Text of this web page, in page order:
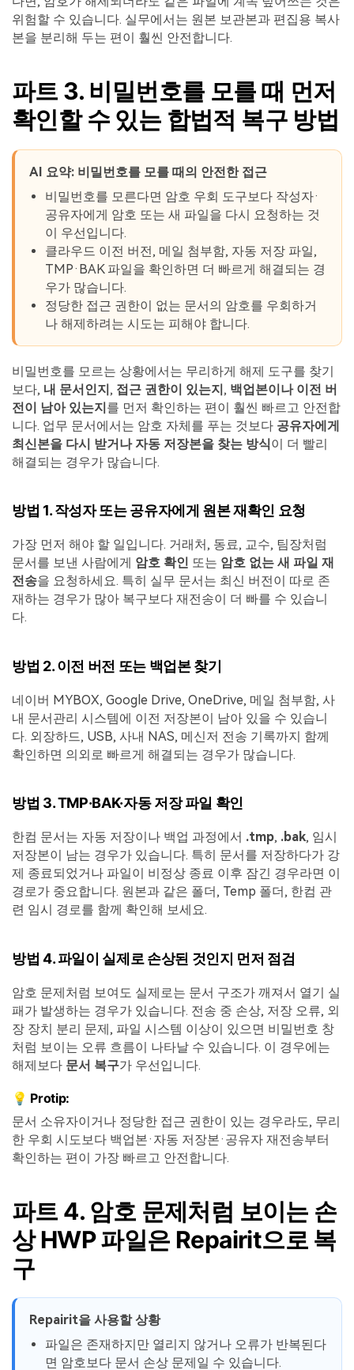
위험할 수 있습니다. 실무에서는 원본 보관본과 편집용 복사
본을 분리해 두는 편이 훨씬 안전합니다.
파트 3. 비밀번호를 모를 때 먼저
확인할 수 있는 합법적 복구 방법
AI 요약: 비밀번호를 모를 때의 안전한 접근
비밀번호를 모른다면 암호 우회 도구보다 작성자·
공유자에게 암호 또는 새 파일을 다시 요청하는 것
이 우선입니다.
클라우드 이전 버전, 메일 첨부함, 자동 저장 파일,
TMP·BAK 파일을 확인하면 더 빠르게 해결되는 경
우가 많습니다.
정당한 접근 권한이 없는 문서의 암호를 우회하거
나 해제하려는 시도는 피해야 합니다.
비밀번호를 모르는 상황에서는 무리하게 해제 도구를 찾기
보다, 내 문서인지, 접근 권한이 있는지, 백업본이나 이전 버
전이 남아 있는지를 먼저 확인하는 편이 훨씬 빠르고 안전합
니다. 업무 문서에서는 암호 자체를 푸는 것보다 공유자에게
최신본을 다시 받거나 자동 저장본을 찾는 방식이 더 빨리
해결되는 경우가 많습니다.
방법 1. 작성자 또는 공유자에게 원본 재확인 요청
가장 먼저 해야 할 일입니다. 거래처, 동료, 교수, 팀장처럼
문서를 보낸 사람에게 암호 확인 또는 암호 없는 새 파일 재
전송을 요청하세요. 특히 실무 문서는 최신 버전이 따로 존
재하는 경우가 많아 복구보다 재전송이 더 빠를 수 있습니
다.
방법 2. 이전 버전 또는 백업본 찾기
네이버 MYBOX, Google Drive, OneDrive, 메일 첨부함, 사
내 문서관리 시스템에 이전 저장본이 남아 있을 수 있습니
다. 외장하드, USB, 사내 NAS, 메신저 전송 기록까지 함께
확인하면 의외로 빠르게 해결되는 경우가 많습니다.
방법 3. TMP·BAK·자동 저장 파일 확인
한컴 문서는 자동 저장이나 백업 과정에서 .tmp, .bak, 임시
저장본이 남는 경우가 있습니다. 특히 문서를 저장하다가 강
제 종료되었거나 파일이 비정상 종료 이후 잠긴 경우라면 이
경로가 중요합니다. 원본과 같은 폴더, Temp 폴더, 한컴 관
련 임시 경로를 함께 확인해 보세요.
방법 4. 파일이 실제로 손상된 것인지 먼저 점검
암호 문제처럼 보여도 실제로는 문서 구조가 깨져서 열기 실
패가 발생하는 경우가 있습니다. 전송 중 손상, 저장 오류, 외
장 장치 분리 문제, 파일 시스템 이상이 있으면 비밀번호 창
처럼 보이는 오류 흐름이 나타날 수 있습니다. 이 경우에는
해제보다 문서 복구가 우선입니다.
💡 Protip:
문서 소유자이거나 정당한 접근 권한이 있는 경우라도, 무리
한 우회 시도보다 백업본·자동 저장본·공유자 재전송부터
확인하는 편이 가장 빠르고 안전합니다.
파트 4. 암호 문제처럼 보이는 손
상 HWP 파일은 Repairit으로 복
구
Repairit을 사용할 상황
파일은 존재하지만 열리지 않거나 오류가 반복된다
면 암호보다 문서 손상 문제일 수 있습니다.